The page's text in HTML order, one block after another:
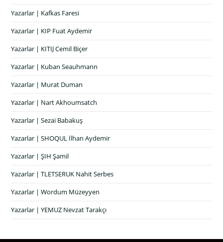
Yazarlar | Kafkas Faresi
Yazarlar | KIP Fuat Aydemir
Yazarlar | KITIJ Cemil Biçer
Yazarlar | Kuban Seauhmann
Yazarlar | Murat Duman
Yazarlar | Nart Akhoumsatch
Yazarlar | Sezai Babakuş
Yazarlar | SHOQUL İlhan Aydemir
Yazarlar | ŞIH Şamil
Yazarlar | TLETSERUK Nahit Serbes
Yazarlar | Wordum Müzeyyen
Yazarlar | YEMUZ Nevzat Tarakçı